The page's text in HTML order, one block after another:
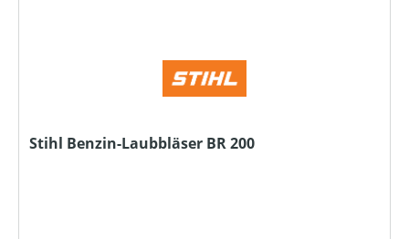
Stihl Benzin-Laubbläser BR 200